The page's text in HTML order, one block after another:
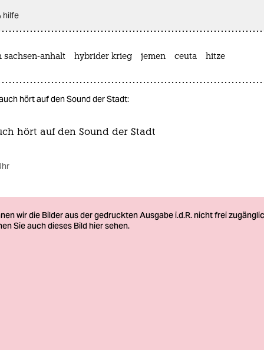
hilfe
sachsen-anhalt hybrider krieg jemen ceuta hitze
hört auf den Sound der Stadt:
hört auf den Sound der Stadt